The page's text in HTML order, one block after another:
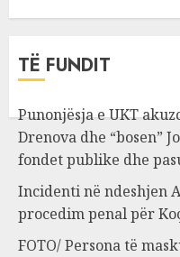
TË FUNDIT
Punonjësja e UKT
Drenova dhe “bosen”
fondet publike dhe
Incidenti në ndeshjen
procedim penal për
FOTO/ Persona të